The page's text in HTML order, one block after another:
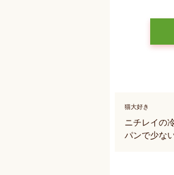
猫大好き
ニチレイの
パンで少な